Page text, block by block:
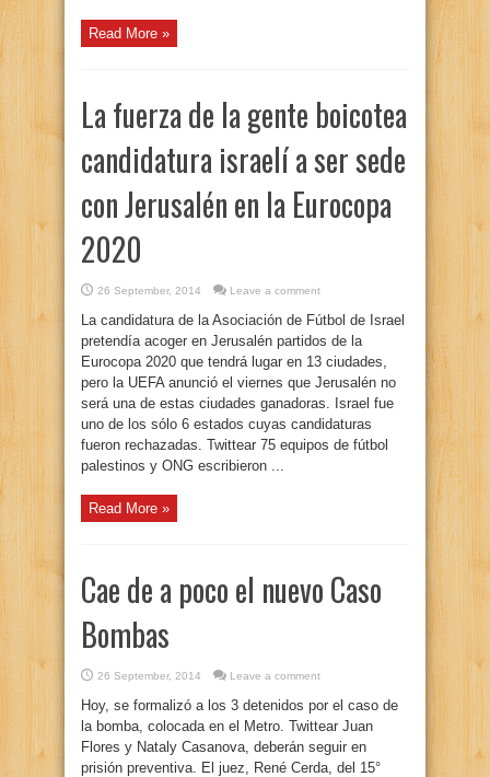
Read More »
La fuerza de la gente boicotea
candidatura israelí a ser sede
con Jerusalén en la Eurocopa
2020
26 September, 2014 Leave a comment
La candidatura de la Asociación de Fútbol de Israel
pretendía acoger en Jerusalén partidos de la
Eurocopa 2020 que tendrá lugar en 13 ciudades,
pero la UEFA anunció el viernes que Jerusalén no
será una de estas ciudades ganadoras. Israel fue
uno de los sólo 6 estados cuyas candidaturas
fueron rechazadas. Twittear 75 equipos de fútbol
palestinos y ONG escribieron ...
Read More »
Cae de a poco el nuevo Caso
Bombas
26 September, 2014 Leave a comment
Hoy, se formalizó a los 3 detenidos por el caso de
la bomba, colocada en el Metro. Twittear Juan
Flores y Nataly Casanova, deberán seguir en
prisión preventiva. El juez, René Cerda, del 15°